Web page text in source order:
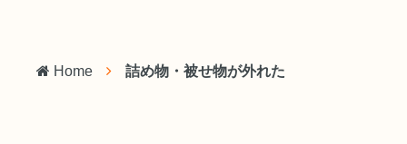
Home 詰め物・被せ物が外れた